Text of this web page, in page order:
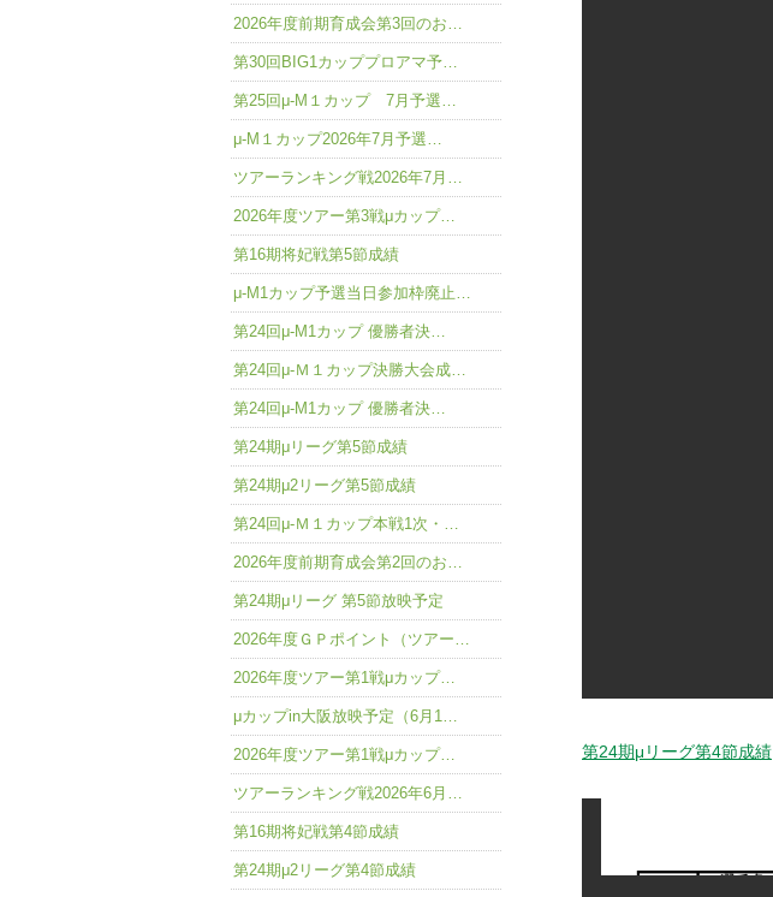
第24期μリーグ第4節成績
2026年度前期育成会第3回のお…
第30回BIG1カッププロアマ予…
第25回μ-M１カップ 7月予選…
μ-M１カップ2026年7月予選…
ツアーランキング戦2026年7月…
2026年度ツアー第3戦μカップ…
第16期将妃戦第5節成績
μ-M1カップ予選当日参加枠廃止…
第24回μ-M1カップ 優勝者決…
第24回μ-Ｍ１カップ決勝大会成…
第24回μ-M1カップ 優勝者決…
第24期μリーグ第5節成績
第24期μ2リーグ第5節成績
第24回μ-Ｍ１カップ本戦1次・…
2026年度前期育成会第2回のお…
第24期μリーグ 第5節放映予定
2026年度ＧＰポイント（ツアー…
2026年度ツアー第1戦μカップ…
μカップin大阪放映予定（6月1…
2026年度ツアー第1戦μカップ…
ツアーランキング戦2026年6月…
第16期将妃戦第4節成績
第24期μ2リーグ第4節成績